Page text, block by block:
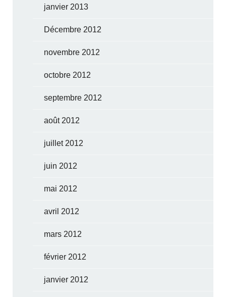
janvier 2013
Décembre 2012
novembre 2012
octobre 2012
septembre 2012
août 2012
juillet 2012
juin 2012
mai 2012
avril 2012
mars 2012
février 2012
janvier 2012